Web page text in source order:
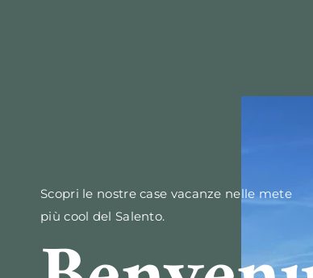
Scopri le nostre case vacanze nelle mete
più cool del Salento.